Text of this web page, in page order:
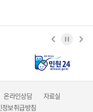
온라인상담
자료실
정보취급방침